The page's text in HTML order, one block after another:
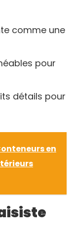
comme une
pour
détails pour
en